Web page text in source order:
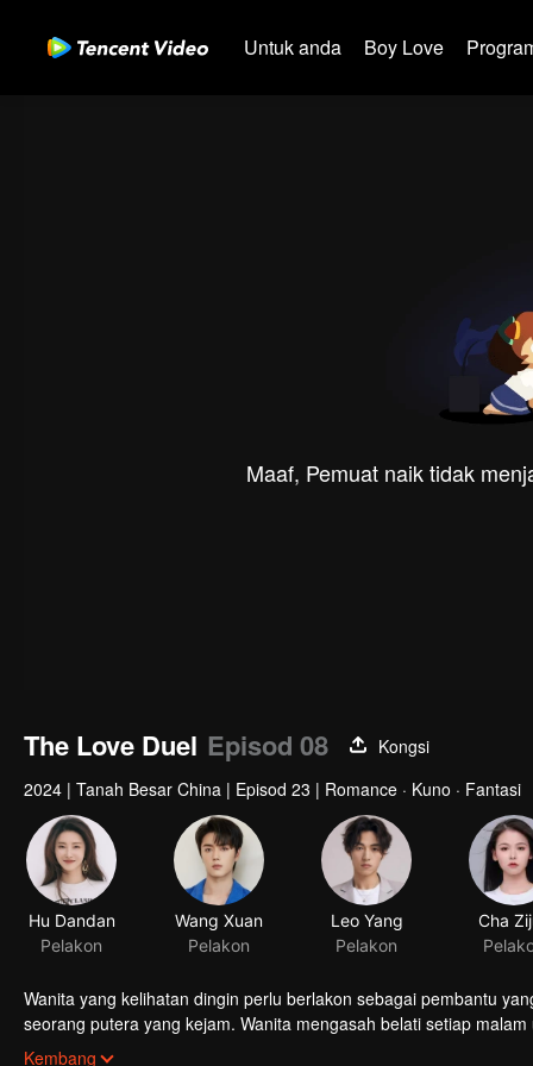
Untuk anda Boy Love
Maaf, Pemuat naik tidak
The Love Duel Episod 08
Kongsi
2024 | Tanah Besar China | Episod 23 | Romance · Kuno · Fantasi
Hu Dandan
Pelakon
Wang Xuan
Pelakon
Leo Yang
Pelakon
Cha
Wanita yang kelihatan dingin perlu berlakon sebagai pembantu
seorang putera yang kejam. Wanita mengasah belati setiap
menaklukkan hatinya. Dalam perlawanan cinta yang
Kembang